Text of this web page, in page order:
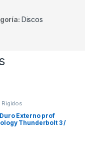
Discos
Externo prof
Thunderbolt 3 /